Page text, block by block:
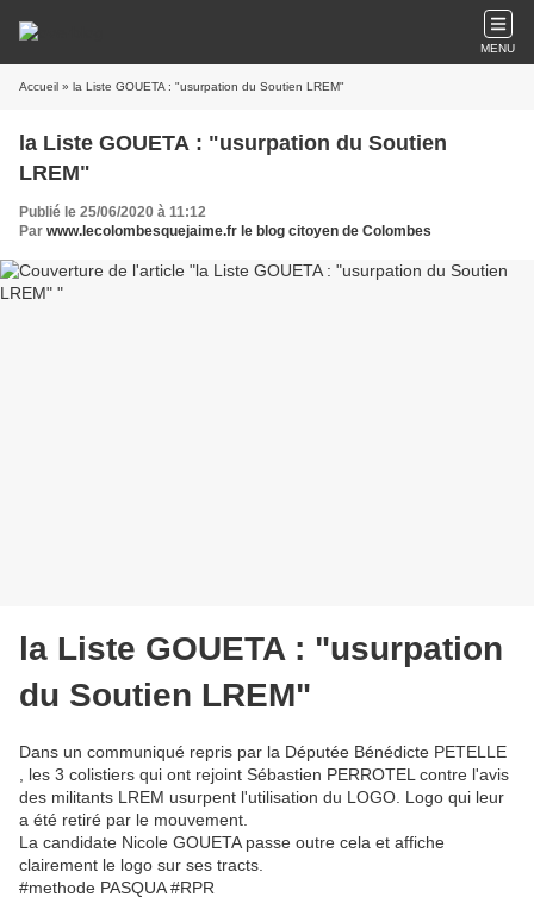
MENU
Accueil » la Liste GOUETA : "usurpation du Soutien LREM"
la Liste GOUETA : "usurpation du Soutien
LREM"
Publié le 25/06/2020 à 11:12
Par www.lecolombesquejaime.fr le blog citoyen de Colombes
la Liste GOUETA : "usurpation
du Soutien LREM"
Dans un communiqué repris par la Députée Bénédicte PETELLE
, les 3 colistiers qui ont rejoint Sébastien PERROTEL contre l'avis
des militants LREM usurpent l'utilisation du LOGO. Logo qui leur
a été retiré par le mouvement.
La candidate Nicole GOUETA passe outre cela et affiche
clairement le logo sur ses tracts.
#methode PASQUA #RPR